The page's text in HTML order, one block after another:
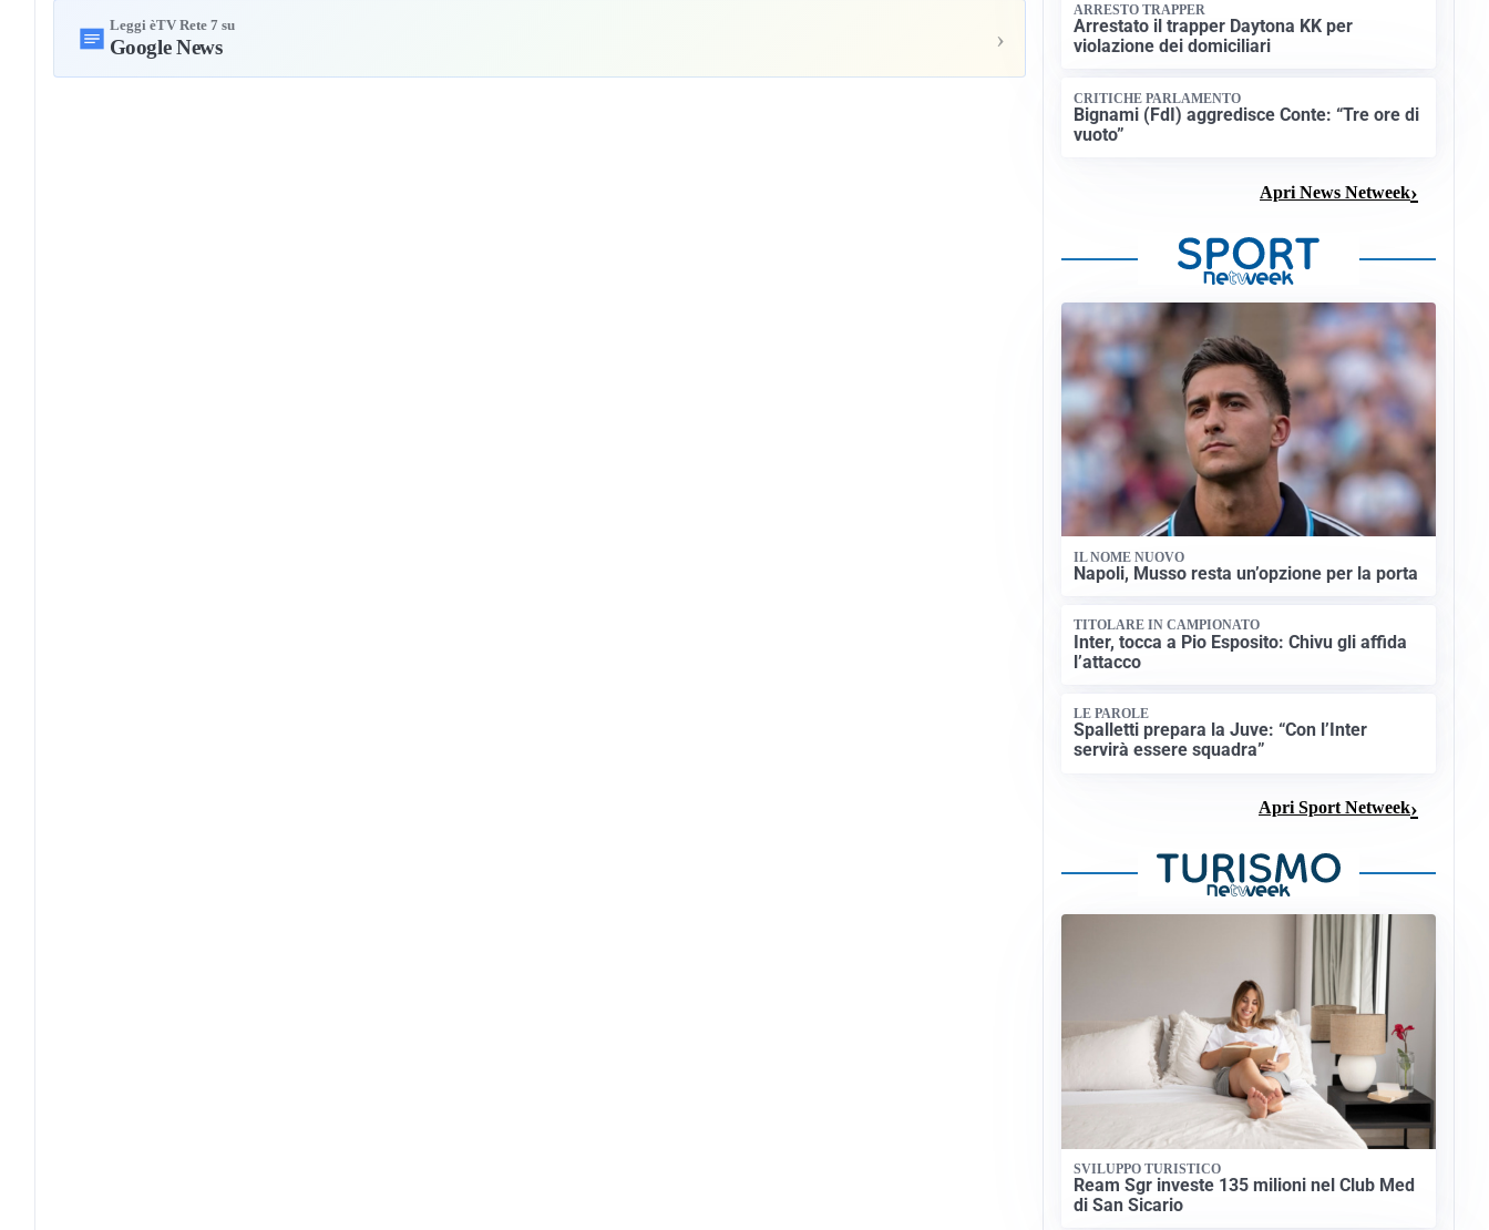
Leggi èTV Rete 7 su
Google News ›
ARRESTO TRAPPER
Arrestato il trapper Daytona KK per
violazione dei domiciliari
CRITICHE PARLAMENTO
Bignami (FdI) aggredisce Conte: “Tre ore di
vuoto”
Apri News Netweek
IL NOME NUOVO
Napoli, Musso resta un’opzione per la porta
TITOLARE IN CAMPIONATO
Inter, tocca a Pio Esposito: Chivu gli affida
l’attacco
LE PAROLE
Spalletti prepara la Juve: “Con l’Inter
servirà essere squadra”
Apri Sport Netweek
SVILUPPO TURISTICO
Ream Sgr investe 135 milioni nel Club Med
di San Sicario